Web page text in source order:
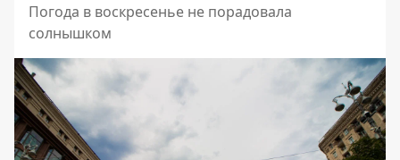
Погода в воскресенье не порадовала
солнышком